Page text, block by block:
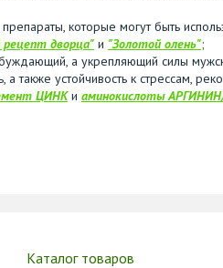
которые могут быть
дворца" и "Золотой олень";
а укрепляющий силы
также устойчивость к стрессам,
ЦИНКи аминокислоты
Каталог товаров